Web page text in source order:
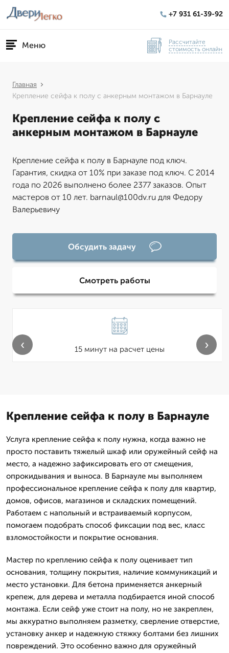
+7 931 61-39-92
Меню
Рассчитайте
стоимость онлайн
Главная
Крепление сейфа к полу с анкерным монтажом в Барнауле
Крепление сейфа к полу с
анкерным монтажом в Барнауле
Крепление сейфа к полу в Барнауле под ключ.
Гарантия, скидка от 10% при заказе под ключ. С 2014
года по 2026 выполнено более 2377 заказов. Опыт
мастеров от 10 лет. barnaul@100dv.ru для Федору
Валерьевичу
Обсудить задачу
Смотреть работы
15 минут на расчет цены
‹ ›
Крепление сейфа к полу в Барнауле
Услуга крепление сейфа к полу нужна, когда важно не
просто поставить тяжелый шкаф или оружейный сейф на
место, а надежно зафиксировать его от смещения,
опрокидывания и выноса. В Барнауле мы выполняем
профессиональное крепление сейфа к полу для квартир,
домов, офисов, магазинов и складских помещений.
Работаем с напольный и встраиваемый корпусом,
помогаем подобрать способ фиксации под вес, класс
взломостойкости и покрытие основания.
Мастер по креплению сейфа к полу оценивает тип
основания, толщину покрытия, наличие коммуникаций и
место установки. Для бетона применяется анкерный
крепеж, для дерева и металла подбирается иной способ
монтажа. Если сейф уже стоит на полу, но не закреплен,
мы аккуратно выполняем разметку, сверление отверстие,
установку анкер и надежную стяжку болтами без лишних
повреждений. Это особенно важно для оружейный